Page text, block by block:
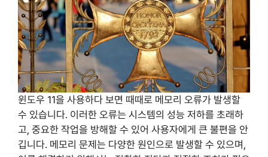
윈도우 11을 사용하다 보면 때때로 메모리 오류가 발생할
수 있습니다. 이러한 오류는 시스템의 성능 저하를 초래하
고, 중요한 작업을 방해할 수 있어 사용자에게 큰 불편을 안
깁니다. 메모리 문제는 다양한 원인으로 발생할 수 있으며,